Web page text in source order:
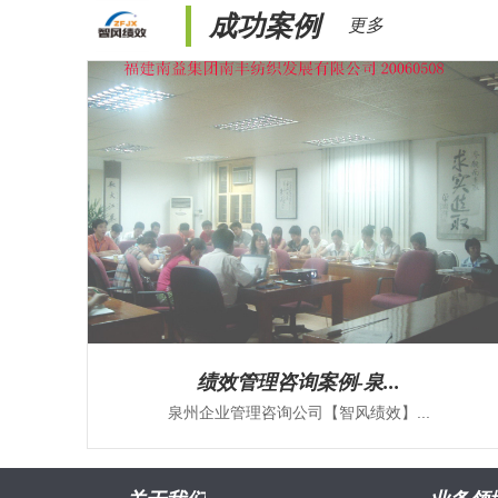
成功案例 更多
绩效管理咨询案例-泉...
泉州企业管理咨询公司【智风绩效】...